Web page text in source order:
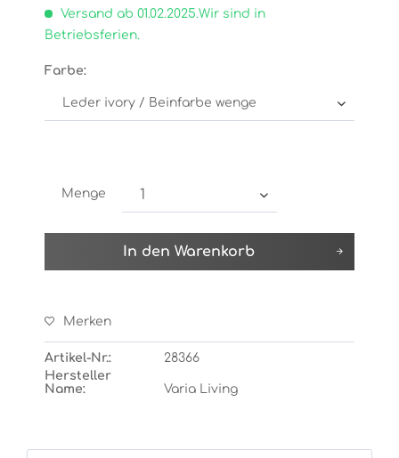
Versand ab 01.02.2025.Wir sind in
Betriebsferien.
Farbe:
Menge
In den Warenkorb
Merken
Artikel-Nr.:
28366
Hersteller
Name:
Varia Living